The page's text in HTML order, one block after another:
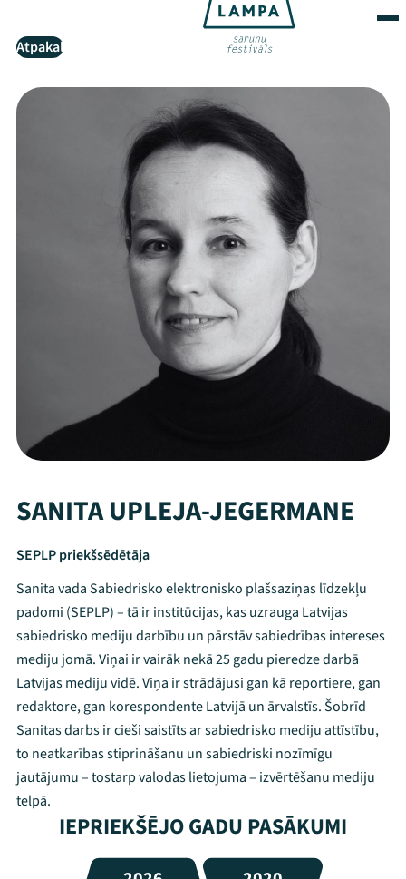
Atpakaļ
SANITA UPLEJA-JEGERMANE
SEPLP priekšsēdētāja
Sanita vada Sabiedrisko elektronisko plašsaziņas līdzekļu
padomi (SEPLP) – tā ir institūcijas, kas uzrauga Latvijas
sabiedrisko mediju darbību un pārstāv sabiedrības intereses
mediju jomā. Viņai ir vairāk nekā 25 gadu pieredze darbā
Latvijas mediju vidē. Viņa ir strādājusi gan kā reportiere, gan
redaktore, gan korespondente Latvijā un ārvalstīs. Šobrīd
Sanitas darbs ir cieši saistīts ar sabiedrisko mediju attīstību,
to neatkarības stiprināšanu un sabiedriski nozīmīgu
jautājumu – tostarp valodas lietojuma – izvērtēšanu mediju
telpā.
IEPRIEKŠĒJO GADU PASĀKUMI